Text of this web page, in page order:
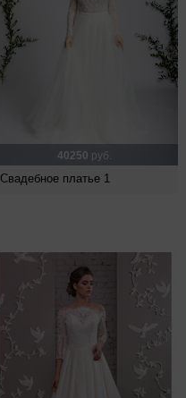
40250 руб.
Свадебное платье 1